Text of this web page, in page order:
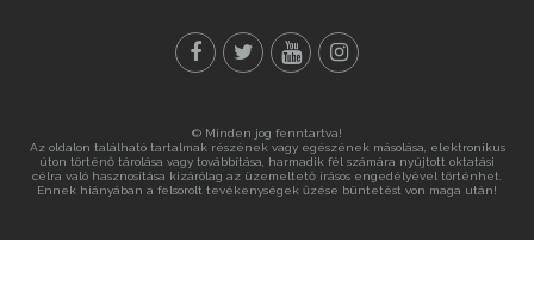
© Minden jog fenntartva!
Az oldalon található tartalmak részének vagy egészének másolása, elektronikus
úton történő tárolása vagy továbbítása, harmadik fél számára nyújtott oktatási
célra való hasznosítása kizárólag az üzemeltető írásos engedélyével történhet.
Ennek hiányában a felsorolt tevékenységek űzése büntetést von maga után!